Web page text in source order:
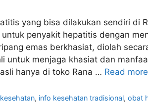
yang bisa dilakukan sendiri di
penyakit hepatitis dengan
emas berkhasiat, diolah
untuk menjaga khasiat dan
hanya di toko Rana … Read more
, info kesehatan tradisional,obat